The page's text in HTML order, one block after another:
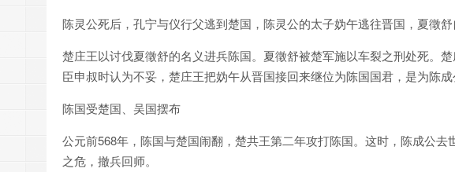
陈灵公死后，孔宁与仪行父逃到楚国，陈灵公的太子妫午逃往晋国，夏徵舒
楚庄王以讨伐夏徵舒的名义进兵陈国。夏徵舒被楚军施以车裂之刑处死。
臣申叔时认为不妥，楚庄王把妫午从晋国接回来继位为陈国国君，是为陈成
陈国受楚国、吴国摆布
公元前568年，陈国与楚国闹翻，楚共王第二年攻打陈国。这时，陈成公
之危，撤兵回师。